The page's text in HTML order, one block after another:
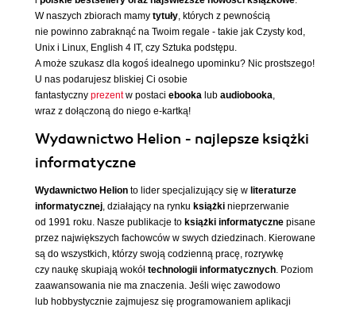
W naszych zbiorach mamy tytuły, których z pewnością
nie powinno zabraknąć na Twoim regale - takie jak Czysty kod,
Unix i Linux, English 4 IT, czy Sztuka podstępu.
A może szukasz dla kogoś idealnego upominku? Nic prostszego!
U nas podarujesz bliskiej Ci osobie
fantastyczny prezentw postaci ebooka lub audiobooka,
wraz z dołączoną do niego e-kartką!
Wydawnictwo Helion - najlepsze książki
informatyczne
Wydawnictwo Helion to lider specjalizujący się w literaturze
informatycznej, działający na rynku książki nieprzerwanie
od 1991 roku. Nasze publikacje to książki informatyczne pisane
przez największych fachowców w swych dziedzinach. Kierowane
są do wszystkich, którzy swoją codzienną pracę, rozrywkę
czy naukę skupiają wokół technologii informatycznych. Poziom
zaawansowania nie ma znaczenia. Jeśli więc zawodowo
lub hobbystycznie zajmujesz się programowaniem aplikacji